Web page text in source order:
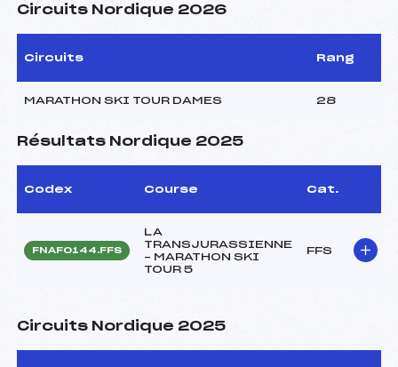
Circuits Nordique 2026
Circuits Rang
MARATHON SKI TOUR DAMES 28
Résultats Nordique 2025
Codex Course Cat.
FNAF0144.FFS
LA
TRANSJURASSIENNE
– MARATHON SKI
TOUR 5
FFS
Circuits Nordique 2025